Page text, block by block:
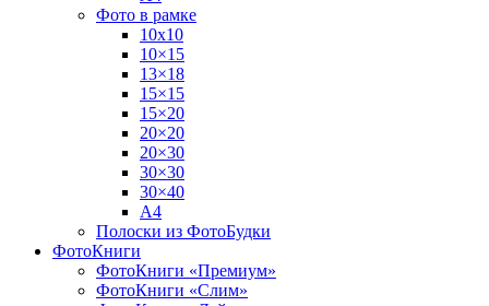
Фото в рамке
10х10
10×15
13×18
15×15
15×20
20×20
20×30
30×30
30×40
A4
Полоски из ФотоБудки
ФотоКниги
ФотоКниги «Премиум»
ФотоКниги «Слим»